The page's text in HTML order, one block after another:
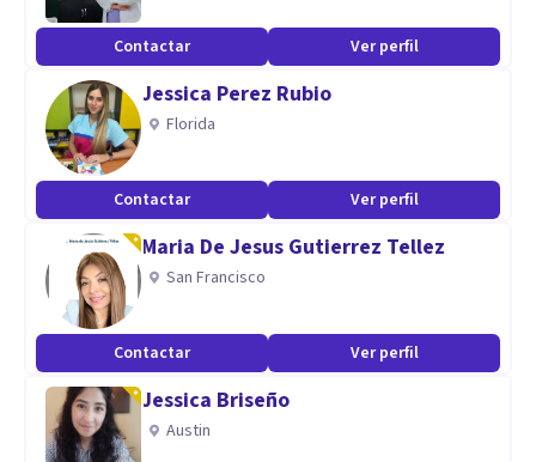
Contactar Ver perfil
Jessica Perez Rubio
Florida
Contactar Ver perfil
Maria De Jesus Gutierrez Tellez
San Francisco
Contactar Ver perfil
Jessica Briseño
Austin